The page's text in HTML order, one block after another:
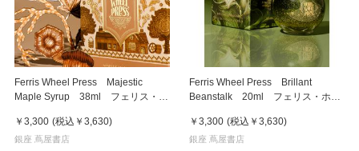
Ferris Wheel Press Majestic
Maple Syrup 38ml フェリス・ホ
￥3,300 (税込 ￥3,630)
銀座 蔦屋書店
Ferris Wheel Press Brillant
Beanstalk 20ml フェリス・ホイ
￥3,300 (税込 ￥3,630)
銀座 蔦屋書店